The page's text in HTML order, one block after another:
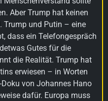
Aber Trump hat keinen
Trump und Putin – eine
dass ein Telefongespräch
Gutes für die
die Realität. Trump hat
erwiesen – in Worten
von Johannes Hano
dafür. Europa muss